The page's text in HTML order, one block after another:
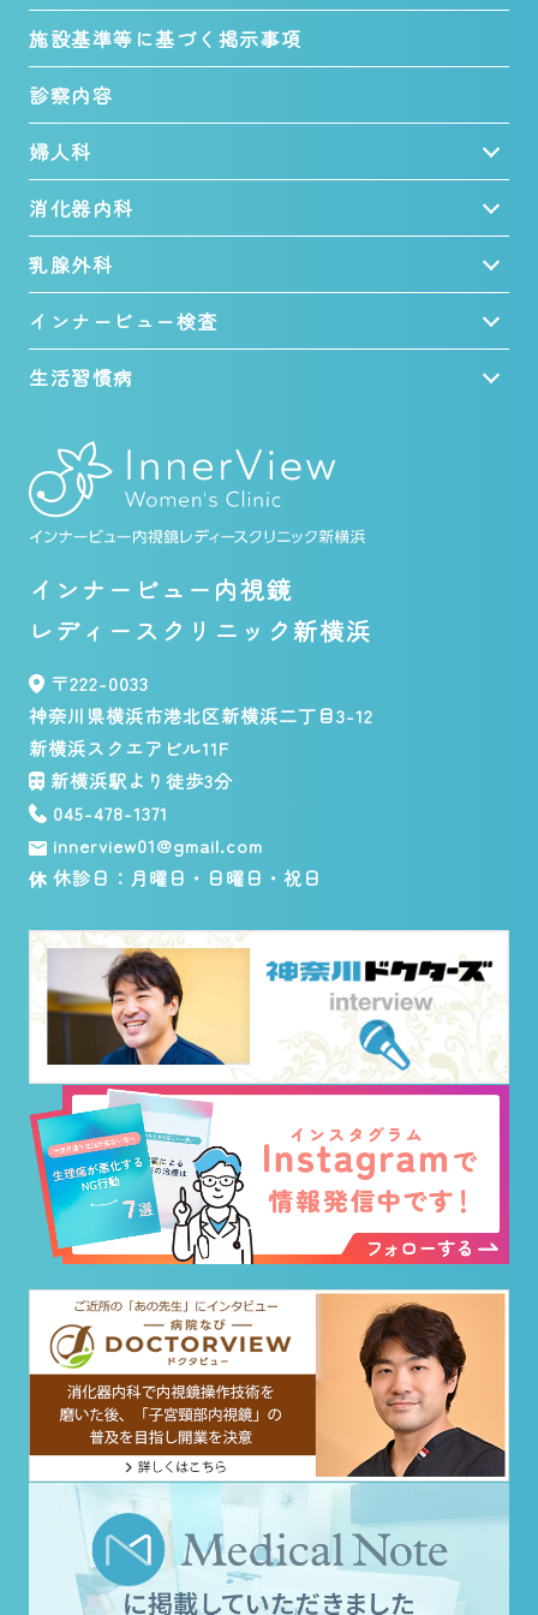
施設基準等に基づく掲示事項
診察内容
婦人科
消化器内科
乳腺外科
インナービュー検査
生活習慣病
インナービュー内視鏡
レディースクリニック新横浜
〒222-0033
神奈川県横浜市港北区新横浜二丁目3-12
新横浜スクエアビル11F
新横浜駅より徒歩3分
045-478-1371
innerview01@gmail.com
休診日：月曜日・日曜日・祝日